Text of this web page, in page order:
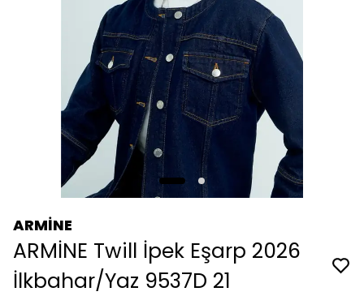
ARMİNE
ARMİNE Twill İpek Eşarp 2026
İlkbahar/Yaz 9537D 21